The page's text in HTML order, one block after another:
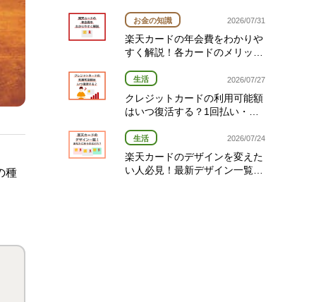
種
お金の知識 2026/07/31
楽天カードの年会費をわかりや
すく解説！各カードのメリット
生活 2026/07/27
クレジットカードの利用可能額
はいつ復活する？1回払い・分
ミング完全ガイド
生活 2026/07/24
楽天カードのデザインを変えた
い人必見！最新デザイン一覧と